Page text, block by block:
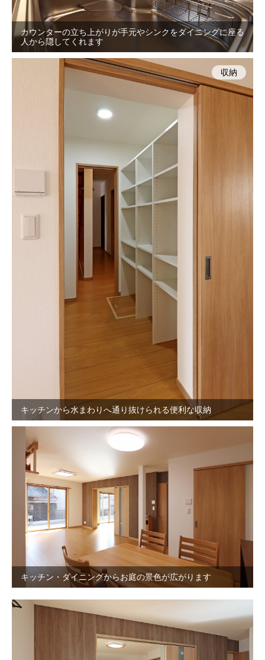
カウンターの立ち上がりが手元やシンクをダイニングに座る
人から隠してくれます
キッチンから水まわりへ通り抜けられる便利な収納
収納
キッチン・ダイニングからお庭の景色が広がります